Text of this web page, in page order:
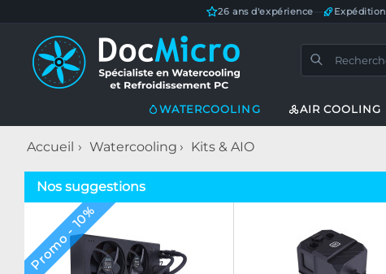
26 ans d'expérience
WATERCOOLING AIR COOLING
Accueil Watercooling Kits & AIO
Nos suggestions
Promo - 10%